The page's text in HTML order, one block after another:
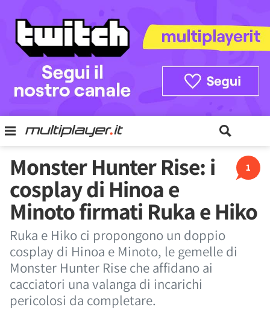
1
Monster Hunter Rise: i
cosplay di Hinoa e
Minoto firmati Ruka e Hiko
Ruka e Hiko ci propongono un doppio
cosplay di Hinoa e Minoto, le gemelle di
Monster Hunter Rise che affidano ai
cacciatori una valanga di incarichi
pericolosi da completare.